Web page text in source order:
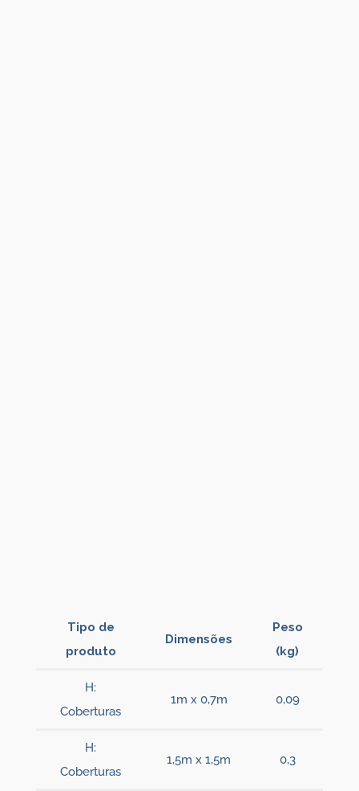
Tipo de
produto
Dimensões
Peso
(kg)
H:
Coberturas
1m x 0,7m 0,09
H:
Coberturas
1,5m x 1,5m 0,3